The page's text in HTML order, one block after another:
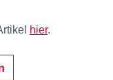
hier.